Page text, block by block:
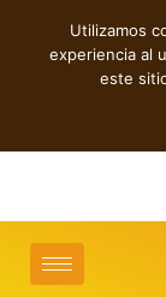
M3TIN
Utilizamos
experiencia al
este